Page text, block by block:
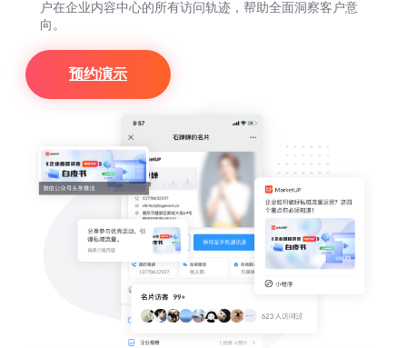
户在企业内容中心的所有访问轨迹，帮助全面洞察客户意
向。
预约演示